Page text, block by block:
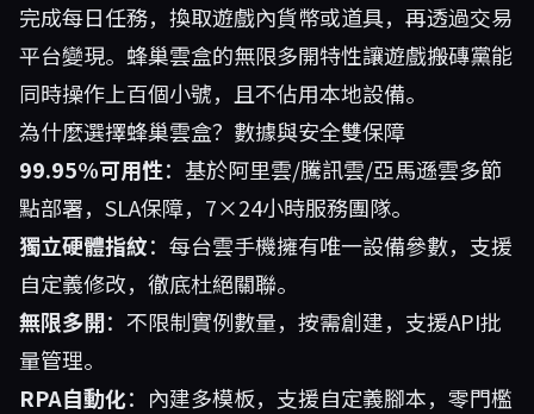
完成每日任務，換取遊戲內貨幣或道具，再透過交易
平台變現。蜂巢雲盒的無限多開特性讓遊戲搬磚黨能
同時操作上百個小號，且不佔用本地設備。
為什麼選擇蜂巢雲盒？數據與安全雙保障
99.95%可用性：基於阿里雲/騰訊雲/亞馬遜雲多節
點部署，SLA保障，7×24小時服務團隊。
獨立硬體指紋：每台雲手機擁有唯一設備參數，支援
自定義修改，徹底杜絕關聯。
無限多開：不限制實例數量，按需創建，支援API批
量管理。
RPA自動化：內建多模板，支援自定義腳本，零門檻